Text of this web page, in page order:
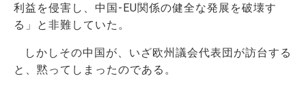
利益を侵害し、中国-EU関係の健全な発展を破壊す
る」と非難していた。
しかしその中国が、いざ欧州議会代表団が訪台する
と、黙ってしまったのである。